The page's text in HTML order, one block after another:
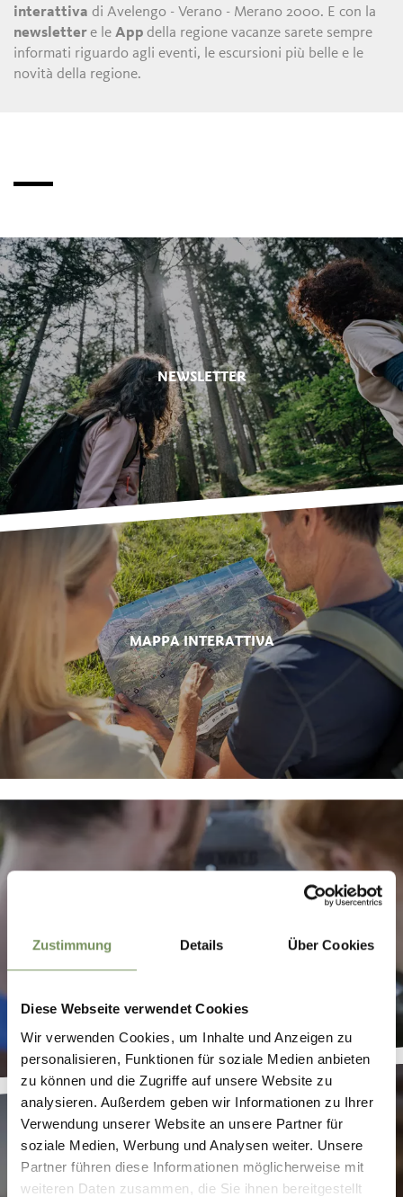
Zustimmung Details Über Cookies
Diese Webseite verwendet Cookies
Wir verwenden Cookies, um Inhalte und Anzeigen zu
personalisieren, Funktionen für soziale Medien anbieten
zu können und die Zugriffe auf unsere Website zu
analysieren. Außerdem geben wir Informationen zu Ihrer
Verwendung unserer Website an unsere Partner für
soziale Medien, Werbung und Analysen weiter. Unsere
Partner führen diese Informationen möglicherweise mit
weiteren Daten zusammen, die Sie ihnen bereitgestellt
interattiva di Avelengo - Verano - Merano 2000. E con la
newslettere leAppdella regione vacanze sarete sempre
informati riguardo agli eventi, le escursioni più belle e le
novità della regione.
NEWSLETTER
MAPPA INTERATTIVA
APP